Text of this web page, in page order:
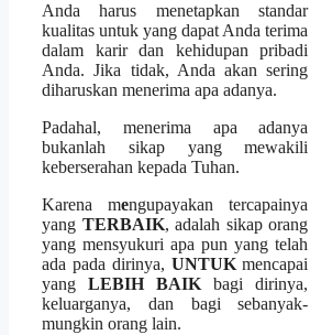
Anda harus menetapkan standar
kualitas untuk yang dapat Anda terima
dalam karir dan kehidupan pribadi
Anda. Jika tidak, Anda akan sering
diharuskan menerima apa adanya.
Padahal, menerima apa adanya
bukanlah sikap yang mewakili
keberserahan kepada Tuhan.
Karena mengupayakan tercapainya
yang TERBAIK, adalah sikap orang
yang mensyukuri apa pun yang telah
ada pada dirinya, UNTUKmencapai
yangLEBIH BAIK bagi dirinya,
keluarganya, dan bagi sebanyak-
mungkin orang lain.